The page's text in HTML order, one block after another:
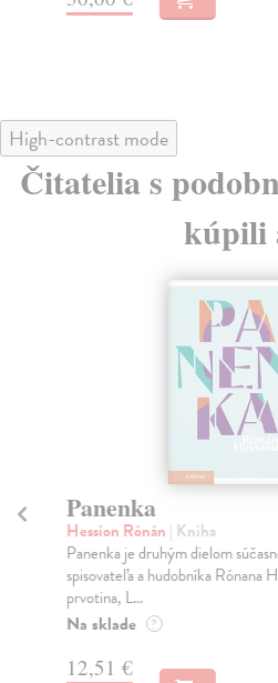
High-contrast mode
Čitatelia s
kúpili
Panenka
Hession Rónán | Kniha
Panenka je druhým dielom
spisovateľa a hudobníka Rónana
prvotina, L...
Na sklade ?
12,51 €